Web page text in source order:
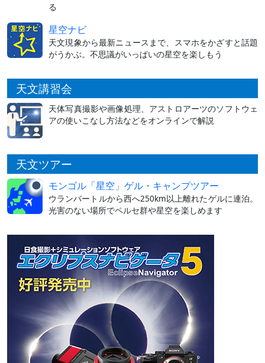
る
星空ナビ
天文現象から最新ニュースまで、スマホをかざすと話題
がうかぶ。不思議がいっぱいの星空を楽しもう
天文講習会
天体写真撮影や画像処理、アストロアーツのソフトウェ
アの使いこなし方法などをオンラインで解説
天文ツアー
モンゴル「星空」ゲル・キャンプツアー
ウランバートルから西へ250km以上離れたゲルに連泊。
光害のない場所でペルセ群や星空を楽しめます